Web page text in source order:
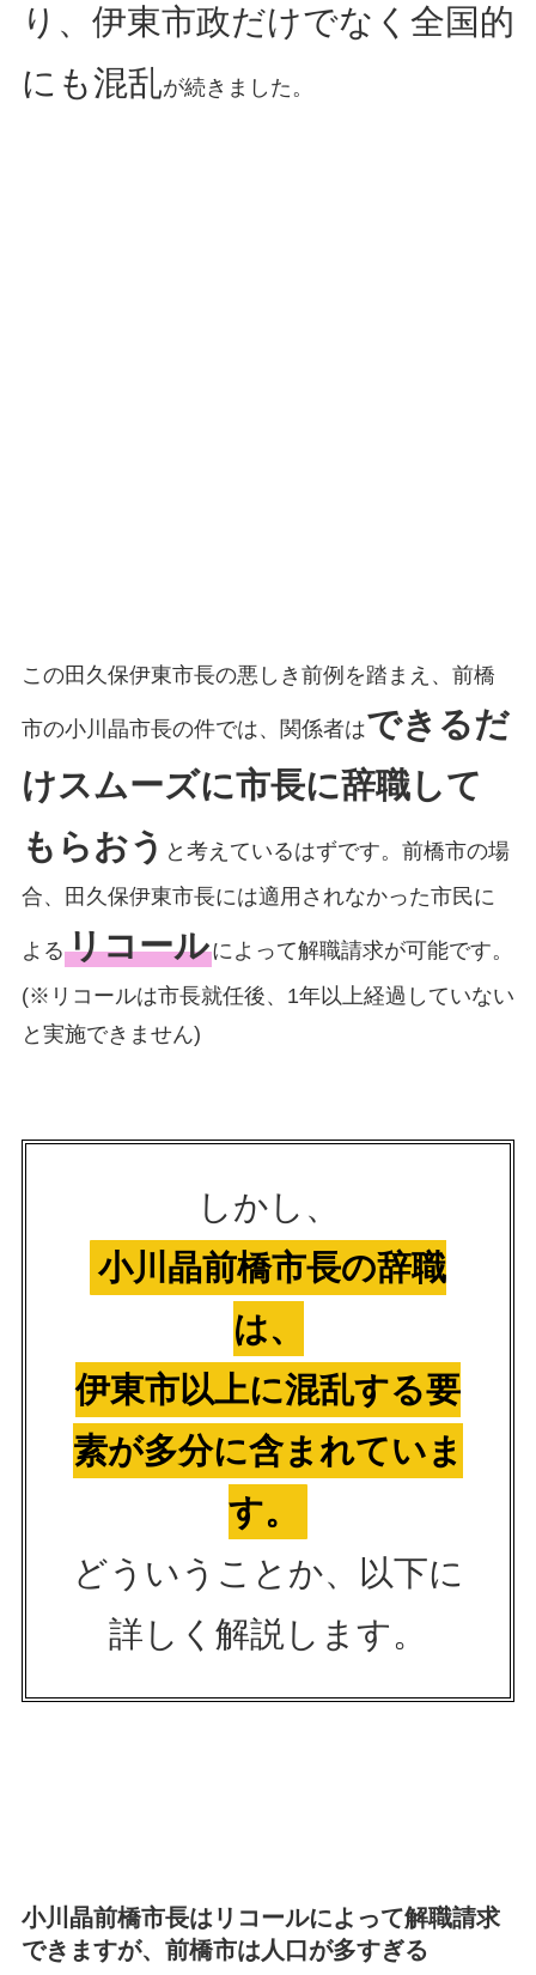
り、伊東市政だけでなく全国的
にも混乱が続きました。
この田久保伊東市長の悪しき前例を踏まえ、前橋
市の小川晶市長の件では、関係者はできるだ
けスムーズに市長に辞職して
もらおう と考えているはずです。前橋市の場
合、田久保伊東市長には適用されなかった市民に
よるリコールによって解職請求が可能です。
(※リコールは市長就任後、1年以上経過していない
と実施できません)
しかし、
小川晶前橋市長の辞職
は、
伊東市以上に混乱する要
素が多分に含まれていま
す。
どういうことか、以下に
詳しく解説します。
小川晶前橋市長はリコールによって解職請求
できますが、前橋市は人口が多すぎる